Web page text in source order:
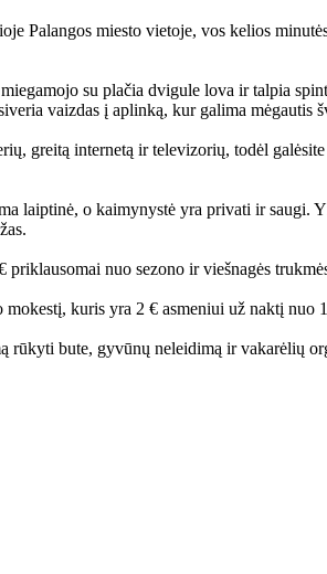
Palangos miesto vietoje, vos kelios
su plačia dvigule lova ir talpia
vaizdas į aplinką, kur galima mėgautis
greitą internetą ir televizorių, todėl
laiptinė, o kaimynystė yra privati ir saugi.
nuo sezono ir viešnagės
mokestį, kuris yra 2 € asmeniui už naktį nuo
rūkyti bute, gyvūnų neleidimą ir vakarėlių